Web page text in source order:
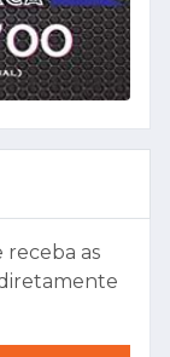
receba as